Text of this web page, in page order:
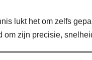
lukt het om zelfs
om zijn precisie,